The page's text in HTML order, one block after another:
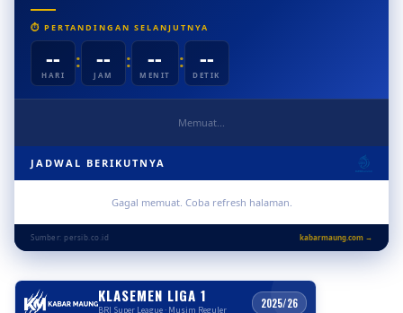
⏱ PERTANDINGAN SELANJUTNYA
--
HARI
: --
JAM
: --
MENIT
: --
DETIK
Memuat...
JADWAL BERIKUTNYA
Gagal memuat. Coba refresh halaman.
Sumber: persib.co.id kabarmaung.com →
KLASEMEN LIGA 1 2025/26